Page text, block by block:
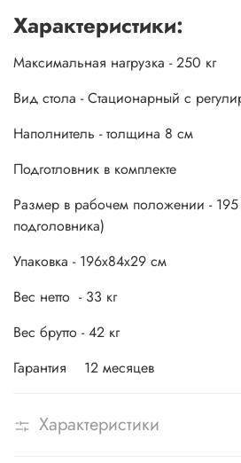
Характеристики:
Максимальная нагрузка - 250 кг
Вид стола - Стационарный с
Наполнитель - толщина 8 см
Подготловник в комплекте
Размер в рабочем положении -
подголовника)
Упаковка - 196х84х29 см
Вес нетто - 33 кг
Вес брутто - 42 кг
Гарантия 12 месяцев
Характеристики